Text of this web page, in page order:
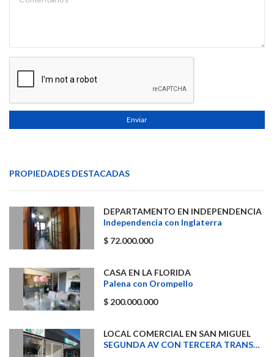
Enviar
PROPIEDADES DESTACADAS
DEPARTAMENTO EN INDEPENDENCIA
Independencia con Inglaterra
$ 72.000.000
CASA EN LA FLORIDA
Palena con Orompello
$ 200.000.000
LOCAL COMERCIAL EN SAN MIGUEL
SEGUNDA AV CON TERCERA TRANSVERSAL